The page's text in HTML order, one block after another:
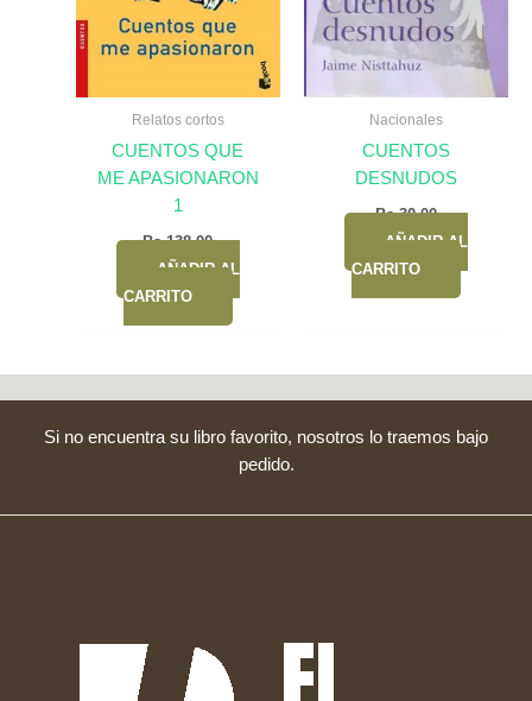
Relatos cortos
CUENTOS QUE
ME APASIONARON
1
Bs.138,00
AÑADIR AL
CARRITO
Nacionales
CUENTOS
DESNUDOS
Bs.30,00
AÑADIR AL
CARRITO
Si no encuentra su libro favorito, nosotros lo traemos bajo
pedido.